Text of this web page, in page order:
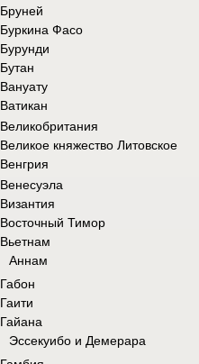
Бруней
Буркина Фасо
Бурунди
Бутан
Вануату
Ватикан
Великобритания
Великое княжество Литовское
Венгрия
Венесуэла
Византия
Восточный Тимор
Вьетнам
Аннам
Габон
Гаити
Гайана
Эссекуибо и Демерара